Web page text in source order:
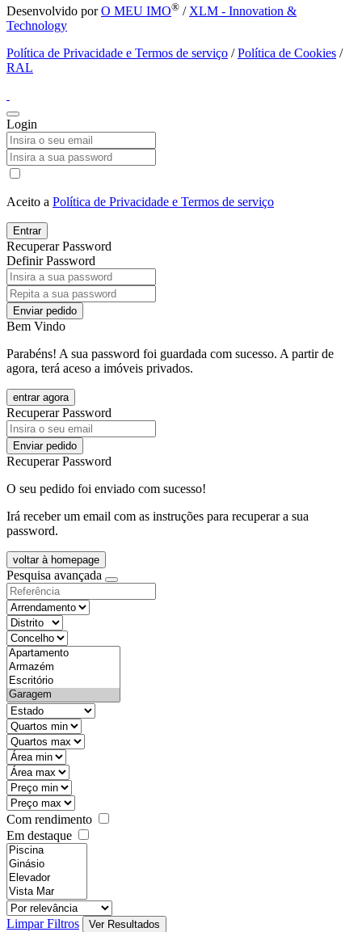
Desenvolvido porO MEU IMO® / XLM - Innovation &
Technology
Política de Privacidade e Termos de serviço /Política de Cookies /
RAL
Login
Aceito a Política de Privacidade e Termos de serviço
Entrar
Recuperar Password
Definir Password
Enviar pedido
Bem Vindo
Parabéns! A sua password foi guardada com sucesso. A partir de
agora, terá aceso a imóveis privados.
entrar agora
Recuperar Password
Enviar pedido
Recuperar Password
O seu pedido foi enviado com sucesso!
Irá receber um email com as instruções para recuperar a sua
password.
voltar à homepage
Pesquisa avançada
Com rendimento
Em destaque
Limpar Filtros Ver Resultados